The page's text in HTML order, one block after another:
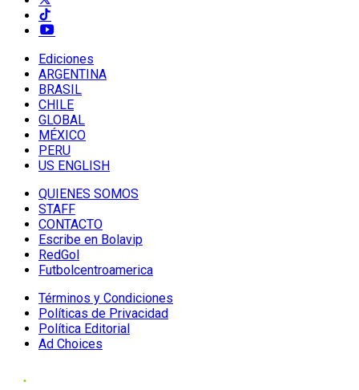
Ediciones
ARGENTINA
BRASIL
CHILE
GLOBAL
MÉXICO
PERU
US ENGLISH
QUIENES SOMOS
STAFF
CONTACTO
Escribe en Bolavip
RedGol
Futbolcentroamerica
Términos y Condiciones
Políticas de Privacidad
Política Editorial
Ad Choices